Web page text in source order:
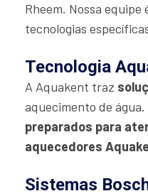
Rheem. Nossa equipe
tecnologias
Tecnologia
A Aquakent traz
aquecimento de água.
preparados para
aquecedores
Sistemas